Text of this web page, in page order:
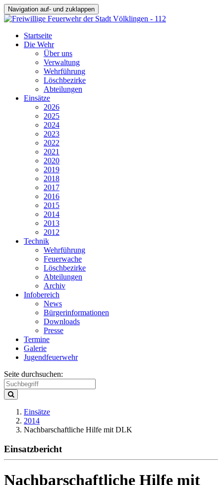
Navigation auf- und zuklappen
Startseite
Die Wehr
Über uns
Verwaltung
Wehrführung
Löschbezirke
Abteilungen
Einsätze
2026
2025
2024
2023
2022
2021
2020
2019
2018
2017
2016
2015
2014
2013
2012
Technik
Wehrführung
Feuerwache
Löschbezirke
Abteilungen
Archiv
Infobereich
News
Bürgerinformationen
Downloads
Presse
Termine
Galerie
Jugendfeuerwehr
Seite durchsuchen:
Einsätze
2014
Nachbarschaftliche Hilfe mit DLK
Einsatzbericht
Nachbarschaftliche Hilfe mit